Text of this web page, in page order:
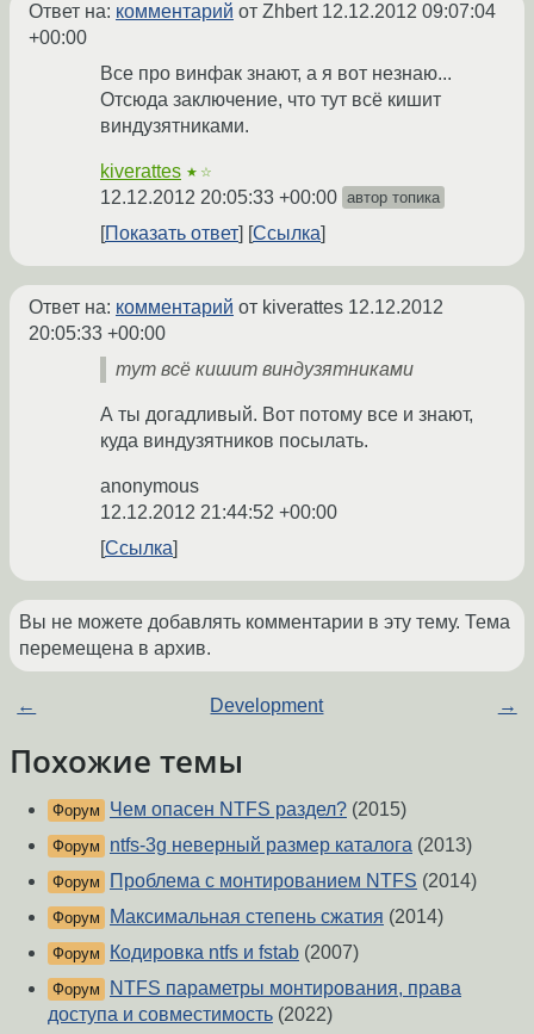
Ответ на: комментарий от Zhbert 12.12.2012 09:07:04
+00:00
Все про винфак знают, а я вот незнаю...
Отсюда заключение, что тут всё кишит
виндузятниками.
kiverattes ★☆
12.12.2012 20:05:33 +00:00 автор топика
Показать ответ Ссылка
Ответ на: комментарий от kiverattes 12.12.2012
20:05:33 +00:00
тут всё кишит виндузятниками
А ты догадливый. Вот потому все и знают,
куда виндузятников посылать.
anonymous
12.12.2012 21:44:52 +00:00
Ссылка
Вы не можете добавлять комментарии в эту тему. Тема
перемещена в архив.
← Development →
Похожие темы
Форум Чем опасен NTFS раздел? (2015)
Форум ntfs-3g неверный размер каталога (2013)
Форум Проблема с монтированием NTFS (2014)
Форум Максимальная степень сжатия (2014)
Форум Кодировка ntfs и fstab (2007)
Форум
NTFS параметры монтирования, права
доступа и совместимость (2022)